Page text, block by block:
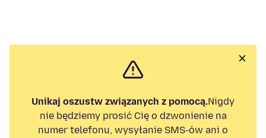
Unikaj oszustw związanych z pomocą.Nigdy
nie będziemy prosić Cię o dzwonienie na
numer telefonu, wysyłanie SMS-ów ani o